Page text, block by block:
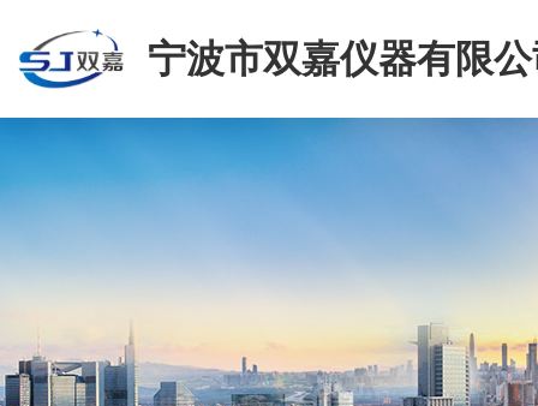
宁波市双嘉仪器有限